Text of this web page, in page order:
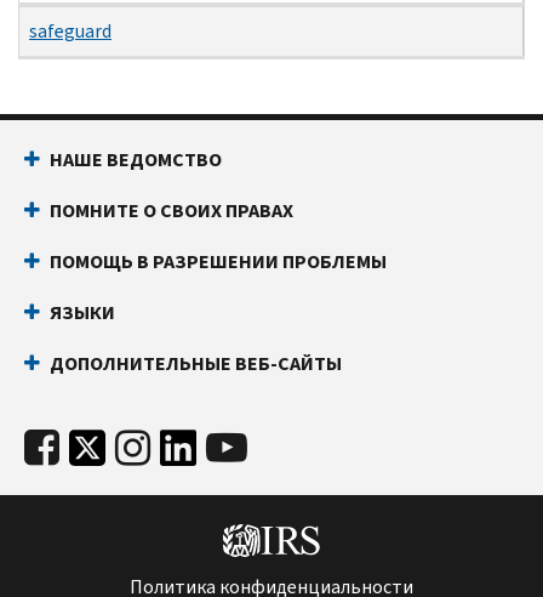
safeguard
НАШЕ ВЕДОМСТВО
ПОМНИТЕ О СВОИХ ПРАВАХ
ПОМОЩЬ В РАЗРЕШЕНИИ ПРОБЛЕМЫ
ЯЗЫКИ
ДОПОЛНИТЕЛЬНЫЕ ВЕБ-САЙТЫ
Политика конфиденциальности